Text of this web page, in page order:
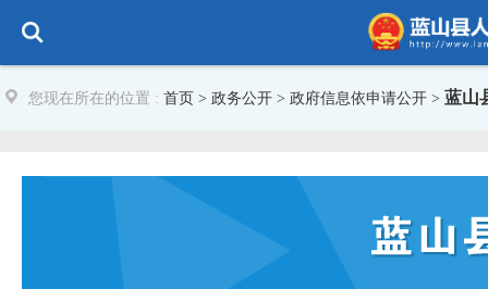
您现在所在的位置 : 首页 > 政务公开 > 政府信息依申请公开 > 蓝山